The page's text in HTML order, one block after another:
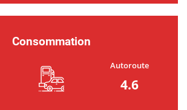
Consommation
Autoroute
4.6